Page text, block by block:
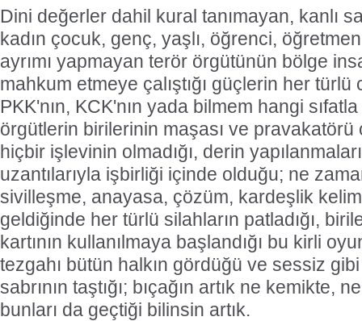
Dini değerler dahil kural tanımayan, kanlı
kadın çocuk, genç, yaşlı, öğrenci,
ayrımı yapmayan terör örgütünün bölge
mahkum etmeye çalıştığı güçlerin her
PKK'nın, KCK'nın yada bilmem hangi sıfatla
örgütlerin birilerinin maşası ve pravakatörü
hiçbir işlevinin olmadığı, derin
uzantılarıyla işbirliği içinde olduğu; ne
sivilleşme, anayasa, çözüm, kardeşlik
geldiğinde her türlü silahların patladığı,
kartının kullanılmaya başlandığı bu kirli
tezgahı bütün halkın gördüğü ve sessiz
sabrının taştığı; bıçağın artık ne kemikte,
bunları da geçtiği bilinsin artık.